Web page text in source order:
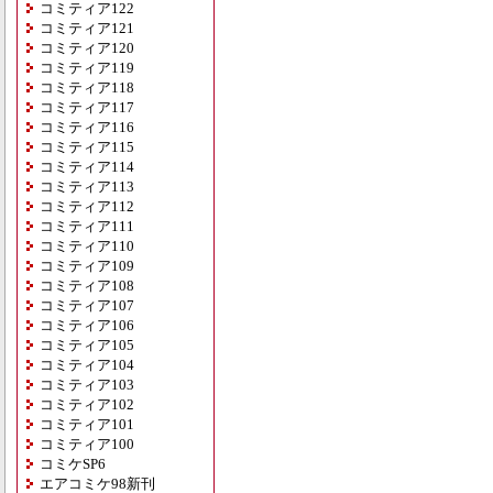
コミティア122
コミティア121
コミティア120
コミティア119
コミティア118
コミティア117
コミティア116
コミティア115
コミティア114
コミティア113
コミティア112
コミティア111
コミティア110
コミティア109
コミティア108
コミティア107
コミティア106
コミティア105
コミティア104
コミティア103
コミティア102
コミティア101
コミティア100
コミケSP6
エアコミケ98新刊